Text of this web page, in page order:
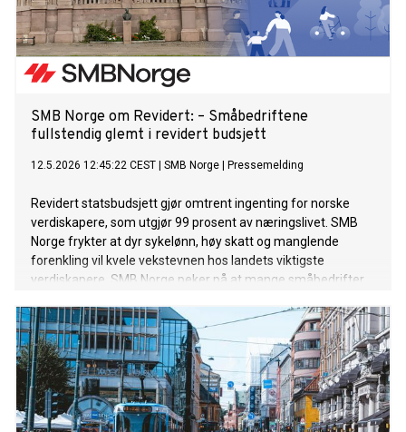
SMB Norge om Revidert: – Småbedriftene
fullstendig glemt i revidert budsjett
12.5.2026 12:45:22 CEST SMB Norge Pressemelding
Revidert statsbudsjett gjør omtrent ingenting for norske
verdiskapere, som utgjør 99 prosent av næringslivet. SMB
Norge frykter at dyr sykelønn, høy skatt og manglende
forenkling vil kvele vekstevnen hos landets viktigste
verdiskapere. SMB Norge peker på at mange småbedrifter
økte innkjøpspriser, høy nettleie og store energikostnader.